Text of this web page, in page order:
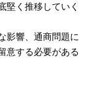
堅く推移していく
影響、通商問題に
意する必要がある